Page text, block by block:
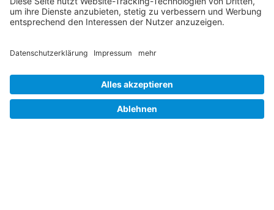
Unsere Partner
Cookie-Einstellungen
Barrierefreiheit